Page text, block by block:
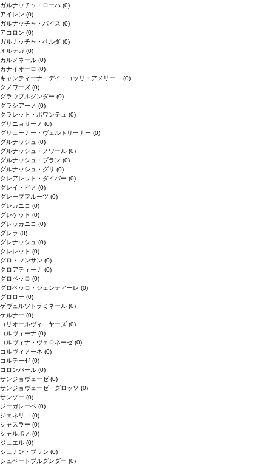
ガルナッチャ・ローハ (0)
アイレン (0)
ガルナッチャ・パイス (0)
アコロン (0)
ガルナッチャ・ペルダ (0)
オルテガ (0)
カルメネール (0)
カナイオーロ (0)
キャンティーナ・デイ・コッリ・アメリーニ (0)
クノワーズ (0)
グラウブルグンダー (0)
グラシアーノ (0)
クラレット・ボワンテュ (0)
グリニョリーノ (0)
グリューナー・ヴェルトリーナー (0)
グルナッシュ (0)
グルナッシュ・ノワール (0)
グルナッシュ・ブラン (0)
グルナッシュ・グリ (0)
クレアレット・ダイバー (0)
グレイ・ピノ (0)
グレープフルーツ (0)
グレカニコ (0)
グレケット (0)
グレッカニコ (0)
グレラ (0)
グレナッシュ (0)
クレレット (0)
グロ・マンサン (0)
クロアティーナ (0)
グロペッロ (0)
グロペッロ・ジェンティーレ (0)
グロロー (0)
ゲヴュルツトラミネール (0)
ケルナー (0)
コリオールヴィニヤーズ (0)
コルヴィーナ (0)
コルヴィナ・ヴェロネーゼ (0)
コルヴィノーネ (0)
コルテーゼ (0)
コロンバール (0)
サンジョヴェーゼ (0)
サンジョヴェーゼ・グロッソ (0)
サンソー (0)
ジーガレーベ (0)
ジェネリコ (0)
シャスラー (0)
シャルボノ (0)
ジュエル (0)
シュナン・ブラン (0)
シュペートブルグンダー (0)